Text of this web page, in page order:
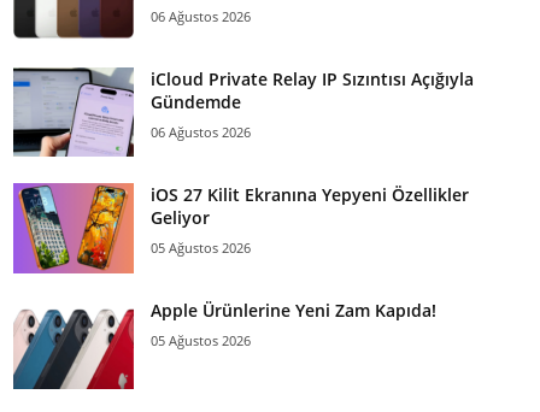
06 Ağustos 2026
iCloud Private Relay IP Sızıntısı Açığıyla
Gündemde
06 Ağustos 2026
iOS 27 Kilit Ekranına Yepyeni Özellikler
Geliyor
05 Ağustos 2026
Apple Ürünlerine Yeni Zam Kapıda!
05 Ağustos 2026